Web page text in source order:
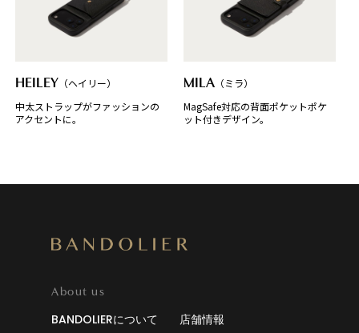
HEILEY（ヘイリー）
中太ストラップがファッションの
アクセントに。
MILA （ミラ）
MagSafe対応の背面ポケットポケ
ット付きデザイン。
About us
BANDOLIERについて
店舗情報